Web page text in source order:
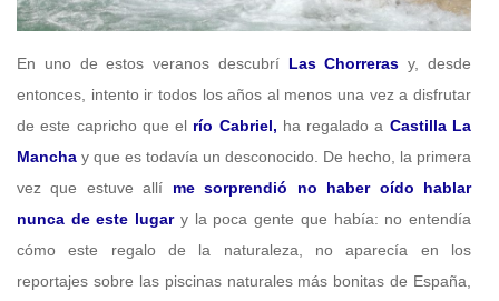
En uno de estos veranos descubrí Las Chorreras y, desde
entonces, intento ir todos los años al menos una vez a disfrutar
de este capricho que el río Cabriel, ha regalado a Castilla La
Mancha y que es todavía un desconocido. De hecho, la primera
vez que estuve allí me sorprendió no haber oído hablar
nunca de este lugary la poca gente que había: no entendía
cómo este regalo de la naturaleza, no aparecía en los
reportajes sobre las piscinas naturales más bonitas de España,